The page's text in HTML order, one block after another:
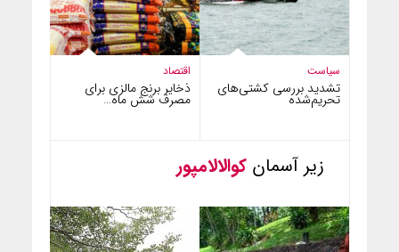
اقتصاد
ذخایر برنج مالزی برای
مصرف شش ماه…
سیاست
تشدید بررسی کشتی‌های
تحریم‌شده
زیر آسمان کوالالامپور